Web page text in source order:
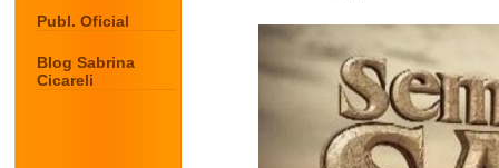
Publ. Oficial
Blog Sabrina
Cicareli